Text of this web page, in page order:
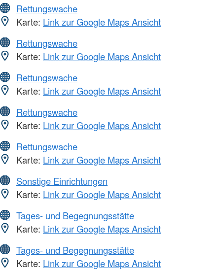
Rettungswache
Karte: Link zur Google Maps Ansicht
Rettungswache
Karte: Link zur Google Maps Ansicht
Rettungswache
Karte: Link zur Google Maps Ansicht
Rettungswache
Karte: Link zur Google Maps Ansicht
Rettungswache
Karte: Link zur Google Maps Ansicht
Sonstige Einrichtungen
Karte: Link zur Google Maps Ansicht
Tages- und Begegnungsstätte
Karte: Link zur Google Maps Ansicht
Tages- und Begegnungsstätte
Karte: Link zur Google Maps Ansicht